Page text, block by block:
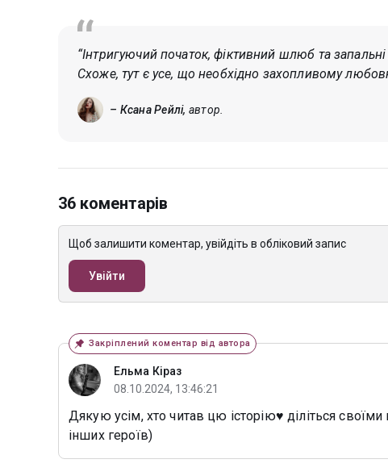
“Інтригуючий початок, фіктивний шлюб та
Схоже, тут є усе, що необхідно захопливому
– Ксана Рейлі, автор.
36 коментарів
Щоб залишити коментар, увійдіть в обліковий запис
Увійти
Закріплений коментар від автора
Ельма Кіраз
08.10.2024, 13:46:21
Дякую усім, хто читав цю історію♥️ діліться
інших героїв)